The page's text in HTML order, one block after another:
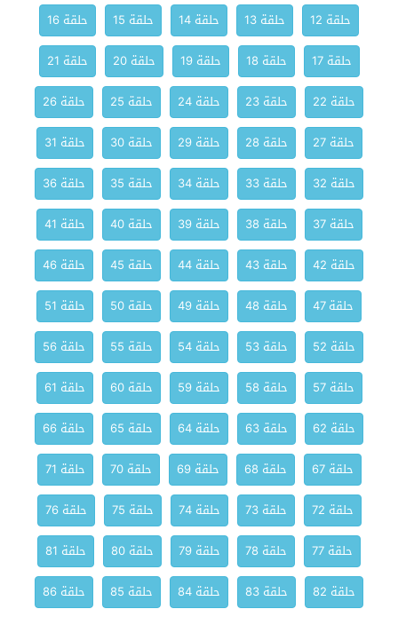
حلقة 12
حلقة 13 حلقة 14 حلقة 15
حلقة 16
حلقة 17
حلقة 18 حلقة 19 حلقة 20
حلقة 21
حلقة 22
حلقة 23 حلقة 24 حلقة 25
حلقة 26
حلقة 27
حلقة 28 حلقة 29 حلقة 30
حلقة 31
حلقة 32
حلقة 33 حلقة 34 حلقة 35
حلقة 36
حلقة 37
حلقة 38 حلقة 39 حلقة 40
حلقة 41
حلقة 42
حلقة 43 حلقة 44 حلقة 45
حلقة 46
حلقة 47
حلقة 48 حلقة 49 حلقة 50
حلقة 51
حلقة 52
حلقة 53 حلقة 54 حلقة 55
حلقة 56
حلقة 57
حلقة 58 حلقة 59 حلقة 60
حلقة 61
حلقة 62
حلقة 63 حلقة 64 حلقة 65
حلقة 66
حلقة 67
حلقة 68 حلقة 69 حلقة 70
حلقة 71
حلقة 72
حلقة 73 حلقة 74 حلقة 75
حلقة 76
حلقة 77
حلقة 78 حلقة 79 حلقة 80
حلقة 81
حلقة 82
حلقة 83 حلقة 84 حلقة 85 حلقة 86